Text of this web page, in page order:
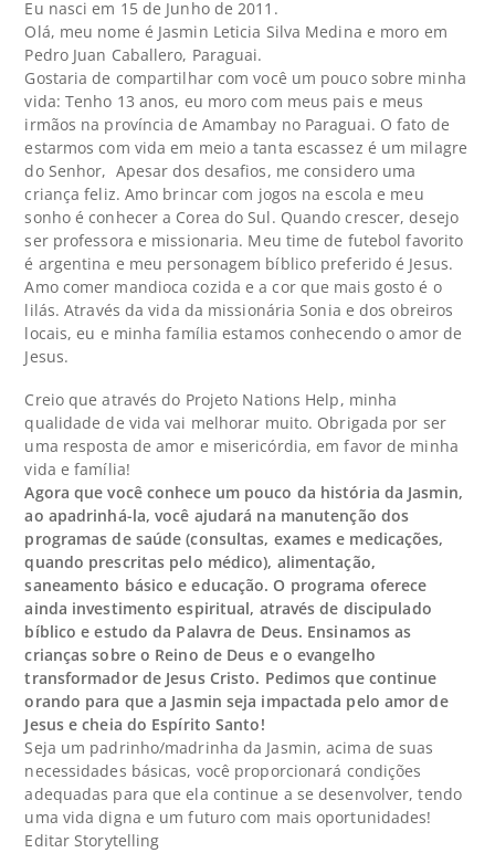
Eu nasci em 15 de Junho de 2011.
Olá, meu nome é Jasmin Leticia Silva Medina e moro em
Pedro Juan Caballero, Paraguai.
Gostaria de compartilhar com você um pouco sobre minha
vida: Tenho 13 anos, eu moro com meus pais e meus
irmãos na província de Amambay no Paraguai. O fato de
estarmos com vida em meio a tanta escassez é um milagre
do Senhor, Apesar dos desafios, me considero uma
criança feliz. Amo brincar com jogos na escola e meu
sonho é conhecer a Corea do Sul. Quando crescer, desejo
ser professora e missionaria. Meu time de futebol favorito
é argentina e meu personagem bíblico preferido é Jesus.
Amo comer mandioca cozida e a cor que mais gosto é o
lilás. Através da vida da missionária Sonia e dos obreiros
locais, eu e minha família estamos conhecendo o amor de
Jesus.
Creio que através do Projeto Nations Help, minha
qualidade de vida vai melhorar muito. Obrigada por ser
uma resposta de amor e misericórdia, em favor de minha
vida e família!
Agora que você conhece um pouco da história da Jasmin,
ao apadrinhá-la, você ajudará na manutenção dos
programas de saúde (consultas, exames e medicações,
quando prescritas pelo médico), alimentação,
saneamento básico e educação. O programa oferece
ainda investimento espiritual, através de discipulado
bíblico e estudo da Palavra de Deus. Ensinamos as
crianças sobre o Reino de Deus e o evangelho
transformador de Jesus Cristo. Pedimos que continue
orando para que a Jasmin seja impactada pelo amor de
Jesus e cheia do Espírito Santo!
Seja um padrinho/madrinha da Jasmin, acima de suas
necessidades básicas, você proporcionará condições
adequadas para que ela continue a se desenvolver, tendo
uma vida digna e um futuro com mais oportunidades!
Editar Storytelling